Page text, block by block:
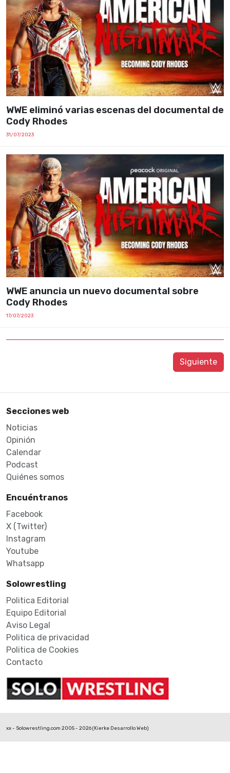
WWE eliminó varias escenas del documental de
Cody Rhodes
31/07/2023
WWE anuncia un nuevo documental sobre
Cody Rhodes
17/07/2023
Siguiente
Secciones web
Noticias
Opinión
Calendar
Podcast
Quiénes somos
Encuéntranos
Facebook
X (Twitter)
Instagram
Youtube
Whatsapp
Solowrestling
Politica Editorial
Equipo Editorial
Aviso Legal
Politica de privacidad
Politica de Cookies
Contacto
xx - Solowrestling.com 2005 - 2026 (Kierke Desarrollo Web)